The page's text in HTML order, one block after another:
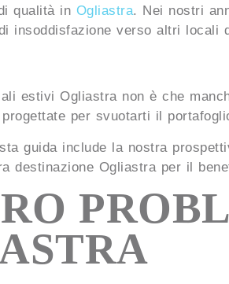
qualità in Ogliastra. Nei nostri
insoddisfazione verso altri locali
estivi Ogliastra non è che
per svuotarti il
guida include la nostra
destinazione Ogliastra per il